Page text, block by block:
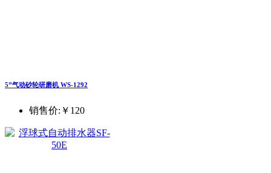
5”气动砂轮研磨机 WS-1292
销售价: ￥120